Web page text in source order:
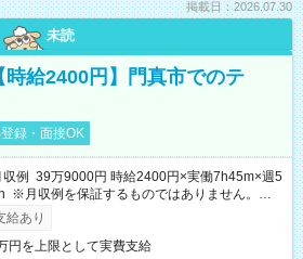
掲載日：2026.07.30
未読
給2400円】門真市でのテ
録・面接OK
例 39万9000円 時給2400円×実働7h45m×週5
※月収例を保証するものではありません。※給
ス利用可（利用条件有）
給あり
円を上限として実費支給